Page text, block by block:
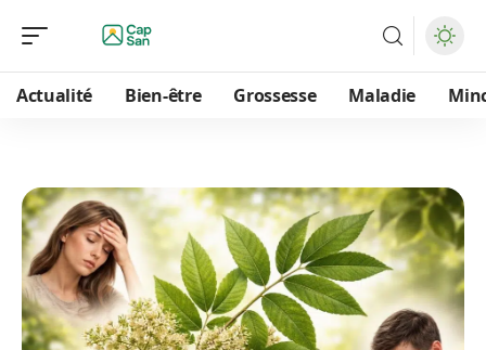
Actualité Bien-être Grossesse Maladie